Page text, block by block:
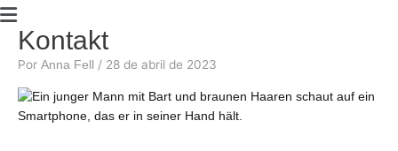
Main
Menu
Kontakt
Por Anna Fell / 28 de abril de 2023